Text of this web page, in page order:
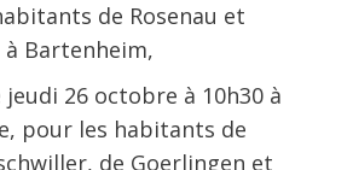
de Rosenau et
Bartenheim,
26 octobre à 10h30 à
pour les habitants de
de Goerlingen et